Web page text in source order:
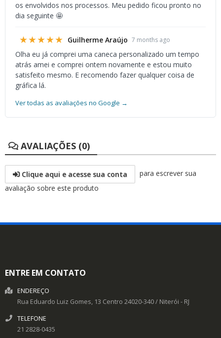
os envolvidos nos processos. Meu pedido ficou pronto no
dia seguinte 🤩
★★★★★ Guilherme Araújo 7 months ago
Olha eu já comprei uma caneca personalizado um tempo
atrás amei e comprei ontem novamente e estou muito
satisfeito mesmo. E recomendo fazer qualquer coisa de
gráfica lá.
Ver todas as avaliações no Google →
AVALIAÇÕES (0)
Clique aqui e acesse sua conta
para escrever sua
avaliação sobre este produto
ENTRE EM CONTATO
ENDEREÇO
Rua Eduardo Luiz Gomes, 13 Centro 24020-340/ Niterói - RJ
TELEFONE
21 2828-0435